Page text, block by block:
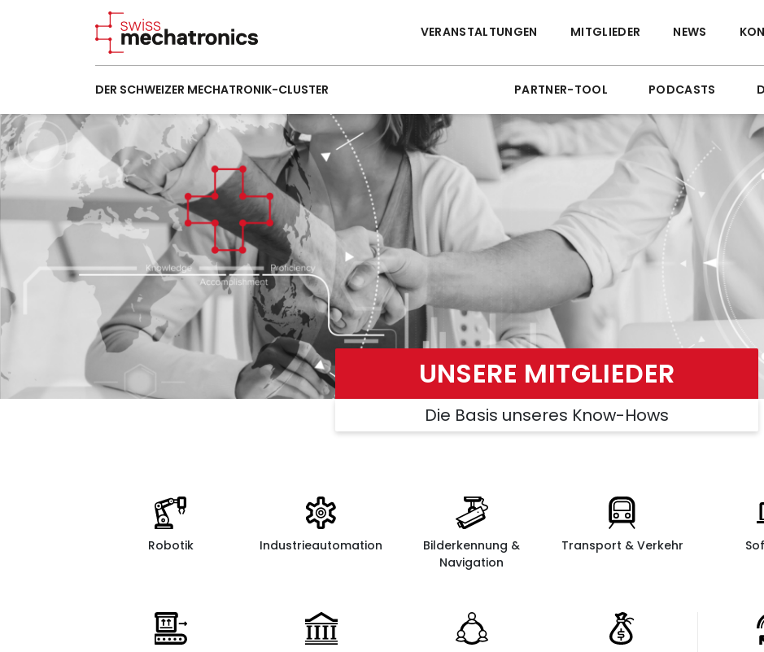
VERANSTALTUNGEN MITGLIEDER NEWS
DER SCHWEIZER MECHATRONIK-CLUSTER PARTNER-TOOL PODCASTS
UNSERE MITGLIEDER
Die Basis unseres Know-Hows
Robotik Industrieautomation
Bilderkennung &
Navigation
Transport & Verkehr